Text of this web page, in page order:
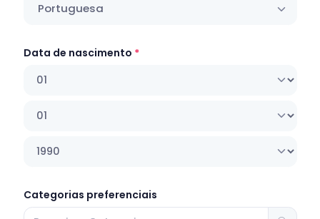
Portuguesa
Data de nascimento
Categorias preferenciais